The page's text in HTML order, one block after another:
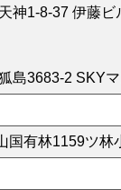
神1-8-37 伊藤ビ
島3683-2 SKY
国有林1159ツ林